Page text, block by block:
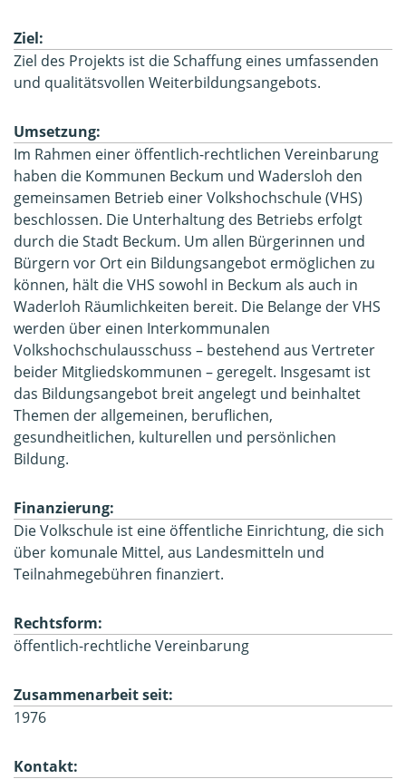
Ziel:
Ziel des Projekts ist die Schaffung eines umfassenden
und qualitätsvollen Weiterbildungsangebots.
Umsetzung:
Im Rahmen einer öffentlich-rechtlichen Vereinbarung
haben die Kommunen Beckum und Wadersloh den
gemeinsamen Betrieb einer Volkshochschule (VHS)
beschlossen. Die Unterhaltung des Betriebs erfolgt
durch die Stadt Beckum. Um allen Bürgerinnen und
Bürgern vor Ort ein Bildungsangebot ermöglichen zu
können, hält die VHS sowohl in Beckum als auch in
Waderloh Räumlichkeiten bereit. Die Belange der VHS
werden über einen Interkommunalen
Volkshochschulausschuss – bestehend aus Vertreter
beider Mitgliedskommunen – geregelt. Insgesamt ist
das Bildungsangebot breit angelegt und beinhaltet
Themen der allgemeinen, beruflichen,
gesundheitlichen, kulturellen und persönlichen
Bildung.
Finanzierung:
Die Volkschule ist eine öffentliche Einrichtung, die sich
über komunale Mittel, aus Landesmitteln und
Teilnahmegebühren finanziert.
Rechtsform:
öffentlich-rechtliche Vereinbarung
Zusammenarbeit seit:
1976
Kontakt: